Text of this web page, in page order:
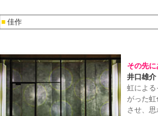
■ 佳作
その先
井口雄介
虹による
がった虹
させ、